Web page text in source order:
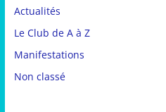
Actualités
Le Club de A à Z
Manifestations
Non classé